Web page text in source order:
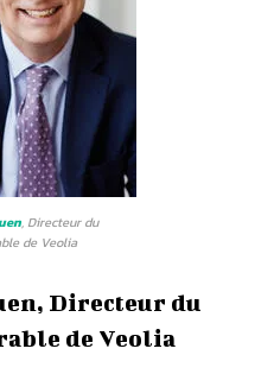
, Directeur du
de Veolia
Directeur du
de Veolia